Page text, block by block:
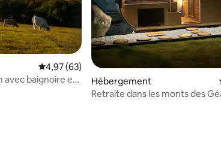
Évaluation moyenne sur la base de 63
4,97 (63)
Hébergement
Retraite dans les monts des